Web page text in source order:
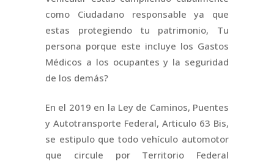
como Ciudadano responsable ya que
estas protegiendo tu patrimonio, Tu
persona porque este incluye los Gastos
Médicos a los ocupantes y la seguridad
de los demás?
En el 2019 en la Ley de Caminos, Puentes
y Autotransporte Federal, Articulo 63 Bis,
se estipulo que todo vehículo automotor
que circule por Territorio Federal